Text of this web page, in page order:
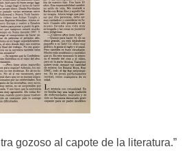
gozoso al capote de la literatura.”